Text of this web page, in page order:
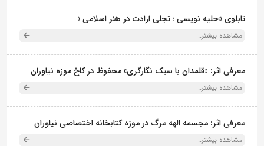
تابلوی «حلیه نویسی ؛ تجلی ارادت در هنر اسلامی »
مشاهده بیشتر..
معرفی اثر: «قلمدان با سبک نگارگری» محفوظ در کاخ موزه نیاوران
مشاهده بیشتر..
معرفی اثر: مجسمه الهه مرگ در موزه کتابخانه اختصاصی نیاوران
مشاهده بیشتر..